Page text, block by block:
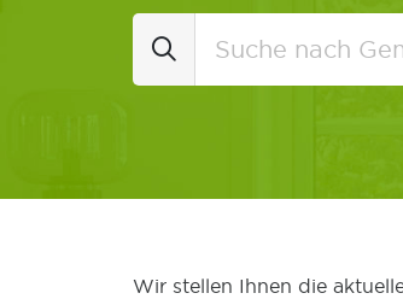
Wir stellen Ihnen die